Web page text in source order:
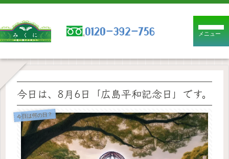
メニュー
今日は、8月6日「広島平和記念日」です。
今日は何の日？